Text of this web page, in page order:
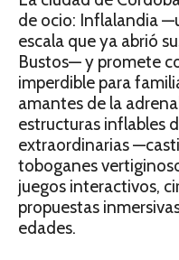
de ocio: Inflalandia
escala que ya abrió
Bustos— y promete
imperdible para
amantes de la
estructuras inflables
extraordinarias
toboganes
juegos interactivos,
propuestas
edades.